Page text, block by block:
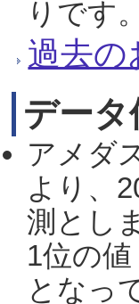
りです
過去の
デー
アメダ
より、
測とし
1位の
となっ